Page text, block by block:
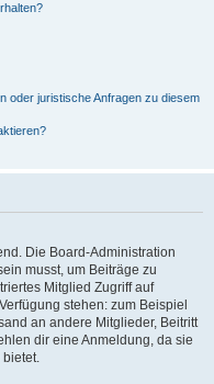
oder juristische Anfragen zu diesem
Die Board-Administration
musst, um Beiträge zu
Mitglied Zugriff auf
stehen: zum Beispiel
an andere Mitglieder, Beitritt
dir eine Anmeldung, da sie
bietet.